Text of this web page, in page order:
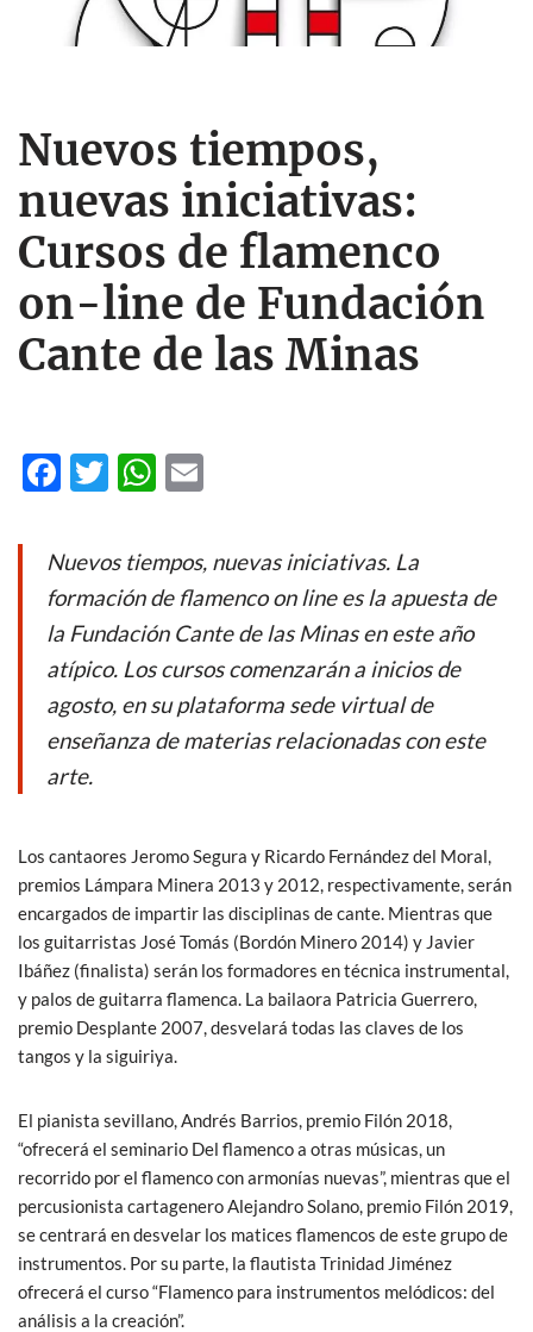
Nuevos tiempos,
nuevas iniciativas:
Cursos de flamenco
on-line de Fundación
Cante de las Minas
F
e
b
o
o
k
T
itt
er
W
at
s
A
p
p
ail
Nuevos tiempos, nuevas iniciativas. La
formación de flamenco on line es la apuesta de
la Fundación Cante de las Minas en este año
atípico. Los cursos comenzarán a inicios de
agosto, en su plataforma sede virtual de
enseñanza de materias relacionadas con este
arte.
Los cantaores Jeromo Segura y Ricardo Fernández del Moral,
premios Lámpara Minera 2013 y 2012, respectivamente, serán
encargados de impartir las disciplinas de cante. Mientras que
los guitarristas José Tomás (Bordón Minero 2014) y Javier
Ibáñez (finalista) serán los formadores en técnica instrumental,
y palos de guitarra flamenca. La bailaora Patricia Guerrero,
premio Desplante 2007, desvelará todas las claves de los
tangos y la siguiriya.
El pianista sevillano, Andrés Barrios, premio Filón 2018,
“ofrecerá el seminario Del flamenco a otras músicas, un
recorrido por el flamenco con armonías nuevas”, mientras que el
percusionista cartagenero Alejandro Solano, premio Filón 2019,
se centrará en desvelar los matices flamencos de este grupo de
instrumentos. Por su parte, la flautista Trinidad Jiménez
ofrecerá el curso “Flamenco para instrumentos melódicos: del
análisis a la creación”.